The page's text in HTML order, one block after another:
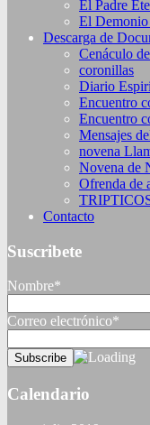
El Padre
El
Descarga de
Cenáculo
coronillas
Diario
Encuentro
Encuentro
Mensajes
novena
Novena de
Ofrenda de
Contacto
Suscribete
Nombre*
Correo electrónico*
Calendario